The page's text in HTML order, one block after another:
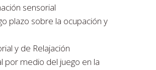
sensorial
plazo sobre la ocupación y
y de Relajación
por medio del juego en la